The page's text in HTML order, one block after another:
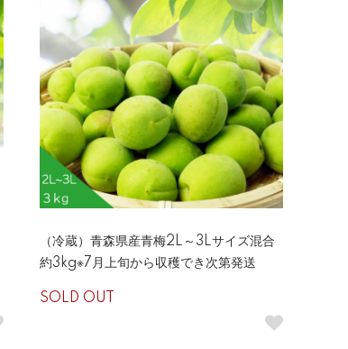
（冷蔵）青森県産青梅2L～3Lサイズ混合
約3kg※7月上旬から収穫でき次第発送
SOLD OUT